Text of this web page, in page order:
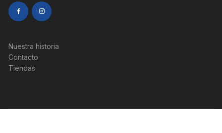
Nuestra historia
Contacto
Tiendas